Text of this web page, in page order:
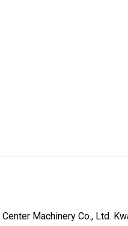
Machinery Co., Ltd.